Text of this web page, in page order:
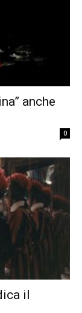
anche
0
il